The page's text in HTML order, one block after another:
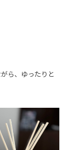
ら、ゆったりと